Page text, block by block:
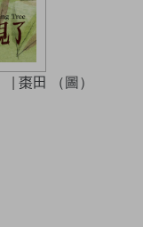
| 棗田 （圖）